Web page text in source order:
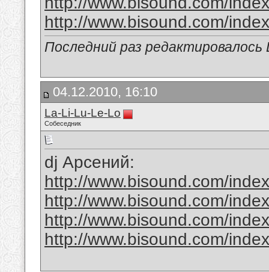
http://www.bisound.com/
Последний раз
04.12.2010, 16:10
La-Li-Lu-Le-Lo
Собеседник
dj Арсений:
http://www.bisound.com/
http://www.bisound.com/
http://www.bisound.com/
http://www.bisound.com/